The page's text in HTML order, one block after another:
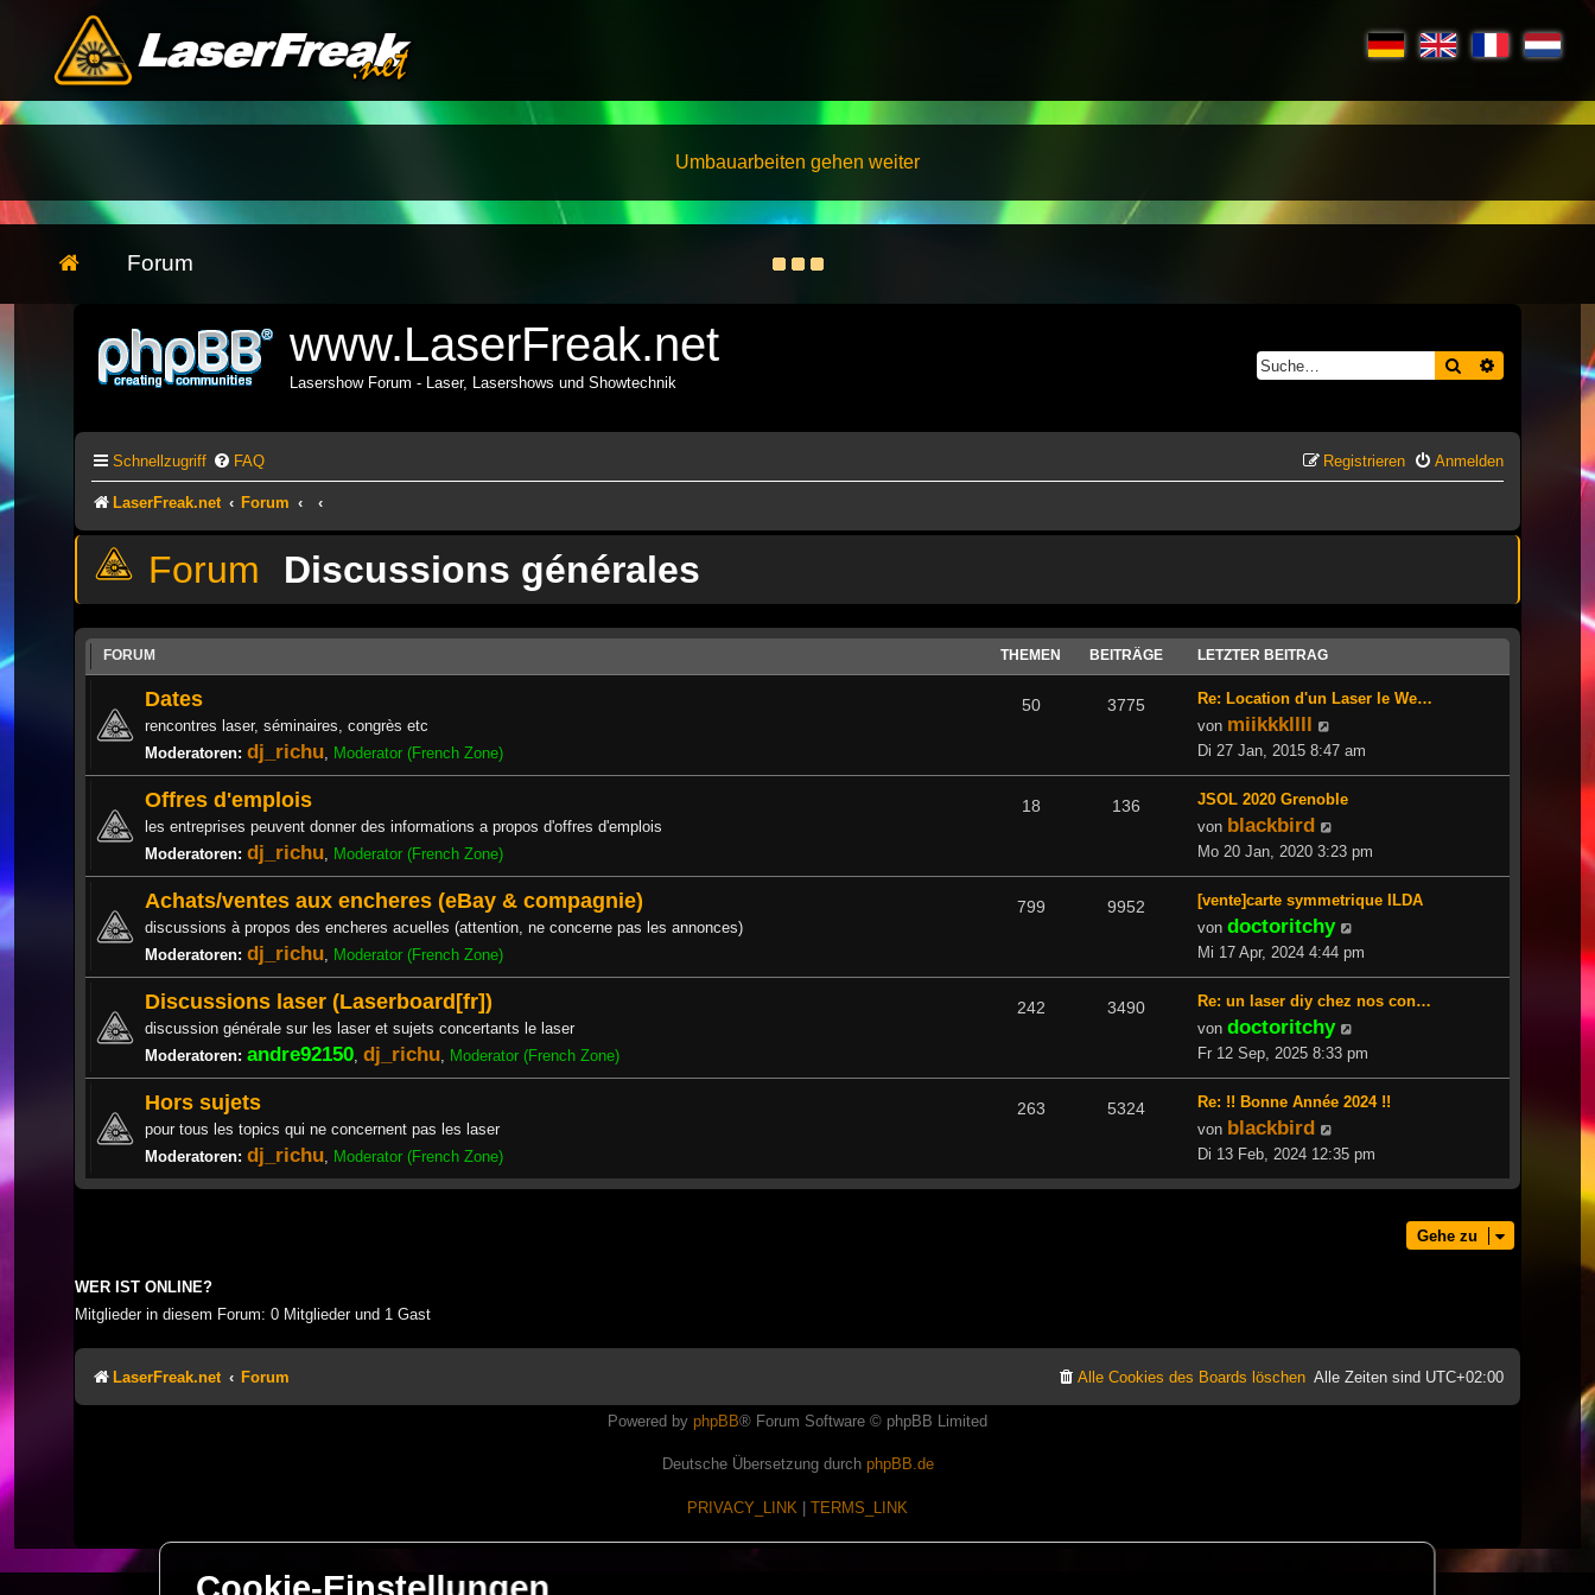
Umbauarbeiten gehen weiter
Forum
www.LaserFreak.net
Lasershow Forum - Laser, Lasershows und Showtechnik
Suche Erweiterte
Schnellzugriff FAQ Anmelden
Registrieren
LaserFreak.net Forum
Discussions générales
FORUM THEMEN BEITRÄGE LETZTER BEITRAG
Dates
rencontres laser, séminaires, congrès etc
Moderatoren: dj_richu Moderator (French Zone)
50 3775
Re: Location d'un Laser le We…
von miikkkllll
Beitrag
Di 27 Jan, 2015 8:47 am
Offres d'emplois
les entreprises peuvent donner des informations a propos d'offres d'emplois
Moderatoren: dj_richu Moderator (French Zone)
18 136
JSOL 2020 Grenoble
von blackbird
Beitrag
Mo 20 Jan, 2020 3:23 pm
Achats/ventes aux encheres (eBay & compagnie)
discussions à propos des encheres acuelles (attention, ne concerne pas les annonces)
Moderatoren: dj_richu Moderator (French Zone)
799 9952
[vente]carte symmetrique ILDA
von doctoritchy
Beitrag
Mi 17 Apr, 2024 4:44 pm
Discussions laser (Laserboard[fr])
discussion générale sur les laser et sujets concertants le laser
Moderatoren: andre92150 dj_richu Moderator (French Zone)
242 3490
Re: un laser diy chez nos con…
von doctoritchy
Beitrag
Fr 12 Sep, 2025 8:33 pm
Hors sujets
pour tous les topics qui ne concernent pas les laser
Moderatoren: dj_richu Moderator (French Zone)
263 5324
Re: !! Bonne Année 2024 !!
von blackbird
Beitrag
Di 13 Feb, 2024 12:35 pm
Gehe zu
WER IST ONLINE?
Mitglieder in diesem Forum: 0 Mitglieder und 1 Gast
LaserFreak.net Forum Alle Zeiten sind UTC+02:00
Alle Cookies des Boards löschen
Powered by phpBB® Forum Software © phpBB Limited
Deutsche Übersetzung durch phpBB.de
PRIVACY_LINK TERMS_LINK